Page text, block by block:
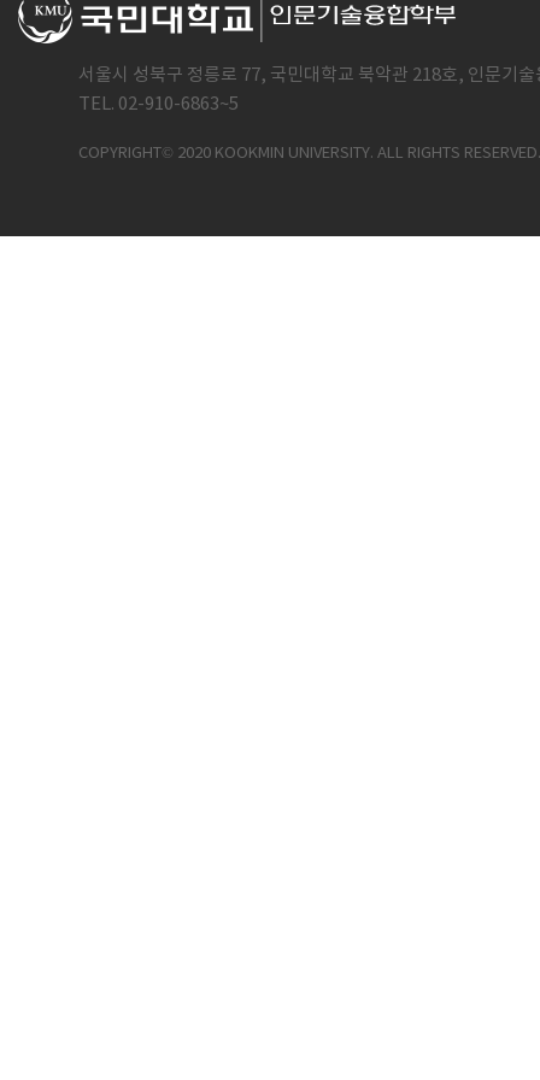
서울시 성북구 정릉로 77, 국민대학교 북악관 218호, 인문기
TEL. 02-910-6863~5
COPYRIGHT© 2020 KOOKMIN UNIVERSITY. ALL RIGHTS RESERVED.